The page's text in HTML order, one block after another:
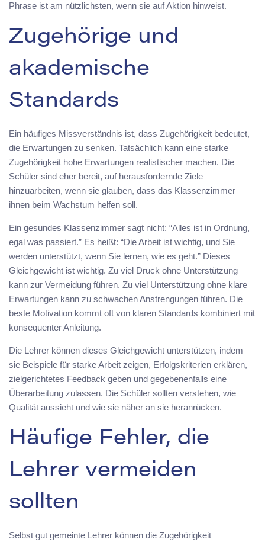
Phrase ist am nützlichsten, wenn sie auf Aktion hinweist.
Zugehörige und
akademische
Standards
Ein häufiges Missverständnis ist, dass Zugehörigkeit bedeutet,
die Erwartungen zu senken. Tatsächlich kann eine starke
Zugehörigkeit hohe Erwartungen realistischer machen. Die
Schüler sind eher bereit, auf herausfordernde Ziele
hinzuarbeiten, wenn sie glauben, dass das Klassenzimmer
ihnen beim Wachstum helfen soll.
Ein gesundes Klassenzimmer sagt nicht: “Alles ist in Ordnung,
egal was passiert.” Es heißt: “Die Arbeit ist wichtig, und Sie
werden unterstützt, wenn Sie lernen, wie es geht.” Dieses
Gleichgewicht ist wichtig. Zu viel Druck ohne Unterstützung
kann zur Vermeidung führen. Zu viel Unterstützung ohne klare
Erwartungen kann zu schwachen Anstrengungen führen. Die
beste Motivation kommt oft von klaren Standards kombiniert mit
konsequenter Anleitung.
Die Lehrer können dieses Gleichgewicht unterstützen, indem
sie Beispiele für starke Arbeit zeigen, Erfolgskriterien erklären,
zielgerichtetes Feedback geben und gegebenenfalls eine
Überarbeitung zulassen. Die Schüler sollten verstehen, wie
Qualität aussieht und wie sie näher an sie heranrücken.
Häufige Fehler, die
Lehrer vermeiden
sollten
Selbst gut gemeinte Lehrer können die Zugehörigkeit